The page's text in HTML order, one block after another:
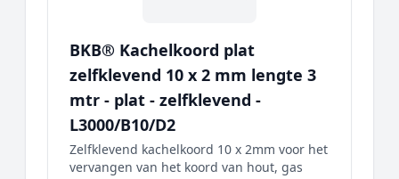
BKB® Kachelkoord plat
zelfklevend 10 x 2 mm lengte 3
mtr - plat - zelfklevend -
L3000/B10/D2
Zelfklevend kachelkoord 10 x 2mm voor het
vervangen van het koord van hout, gas